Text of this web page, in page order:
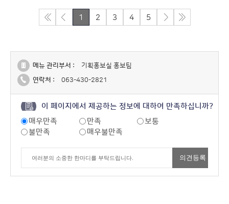
1 2 3 4 5
메뉴 관리부서 :
기획홍보실 홍보팀
연락처 :
063-430-2821
이 페이지에서 제공하는 정보에 대하여 만족하십니까?
매우만족
만족
보통
불만족
매우불만족